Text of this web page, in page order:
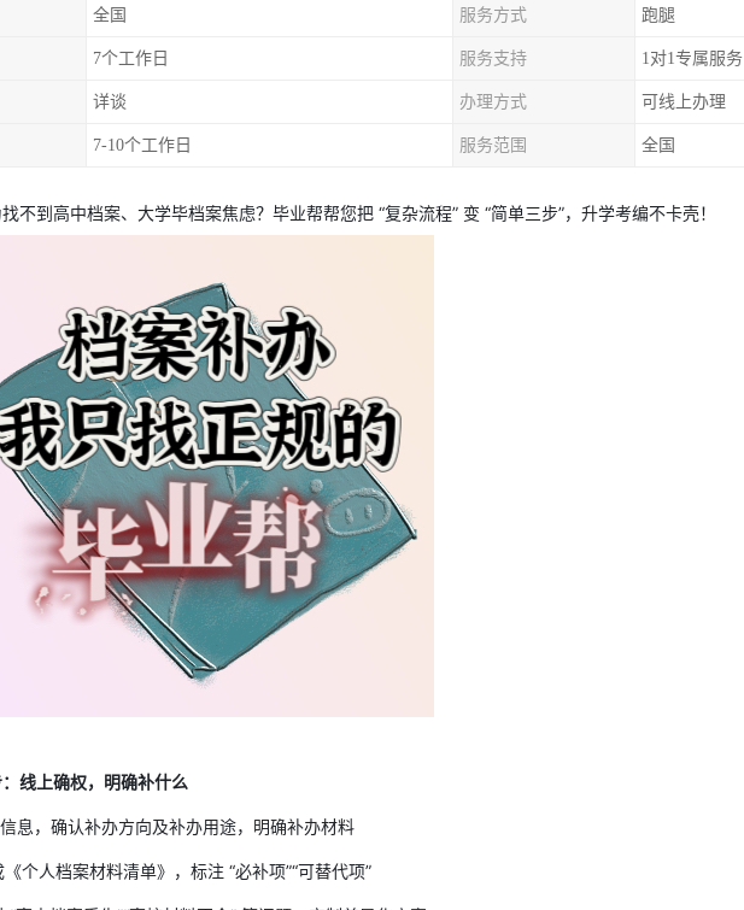
全国 服务方式 跑腿
7个工作日 服务支持 1对1专属服务
详谈 办理方式 可线上办理
7-10个工作日 服务范围 全国
不到高中档案、大学毕档案焦虑？毕业帮帮您把 “复杂流程” 变 “简单三步”，升学考编不卡壳！
线上确权，明确补什么
息，确认补办方向及补办用途，明确补办材料
《个人档案材料清单》，标注 “必补项”“可替代项”